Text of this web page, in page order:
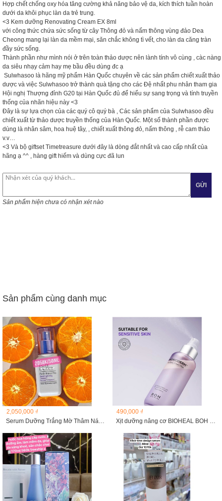
Hợp chết chống oxy hóa tăng cường khả năng bảo vệ da, kích thích tuần hoàn
dưới da khôi phục làn da trẻ trung.
<3 Kem dưỡng Renovating Cream EX 8ml
với công thức chứa sức sống từ cây Thông đỏ và nấm thông vùng đảo Dea
Cheong mang lại làn da mềm mại, săn chắc không tì vết, cho làn da căng tràn
đầy sức sống.
Thành phần như mình nói ở trên toàn thảo dược nên lành tính vô cùng , càc nàng
da siêu nhạy cảm hay mẹ bầu đều dùng đc ạ
Sulwhasoo là hãng mỹ phẩm Hàn Quốc chuyên về các sản phẩm chiết xuất thảo
dược và việc Sulwhasoo trở thành quà tặng cho các Đệ nhất phu nhân tham gia
Hội nghị Thượng đỉnh G20 tại Hàn Quốc đủ để hiểu sự sang trọng và tính truyền
thống của nhãn hiệu này <3
Đây là sự lựa chọn của các quý cô quý bà , Các sản phẩm của Sulwhasoo đều
chiết xuất từ thảo dược truyền thống của Hàn Quốc. Một số thành phần được
dùng là nhân sâm, hoa huệ tây, , chiết xuất thông đỏ, nấm thông , rễ cam thảo
v.v…
<3 Và bộ giftset Timetreasure dưới đây là dòng đắt nhất và cao cấp nhất của
hãng ạ ^^ , hàng gift hiếm và dùng cực đã lun
GỬI
Sản phẩm hiện chưa có nhận xét nào
Sản phẩm cùng danh mục
2,050,000 ₫
Serum Dưỡng Trắng Mờ Thâm Nám Estee Lauder Perfectionist Pro
490,000 ₫
Xịt dưỡng nâng cơ BIOHEAL BOH Probioderm 3D Lifting...